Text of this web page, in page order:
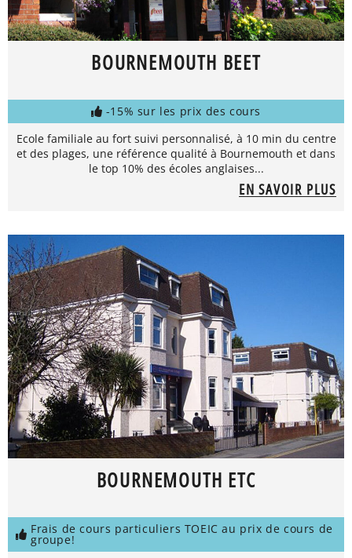
BOURNEMOUTH BEET
-15% sur les prix des cours
Ecole familiale au fort suivi personnalisé, à 10 min du centre
et des plages, une référence qualité à Bournemouth et dans
le top 10% des écoles anglaises...
EN SAVOIR PLUS
BOURNEMOUTH ETC
Frais de cours particuliers TOEIC au prix de cours de
groupe!